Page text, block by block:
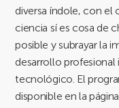
diversa índole, con el
ciencia sí es cosa de
posible y subrayar la
desarrollo
tecnológico. El
disponible en la